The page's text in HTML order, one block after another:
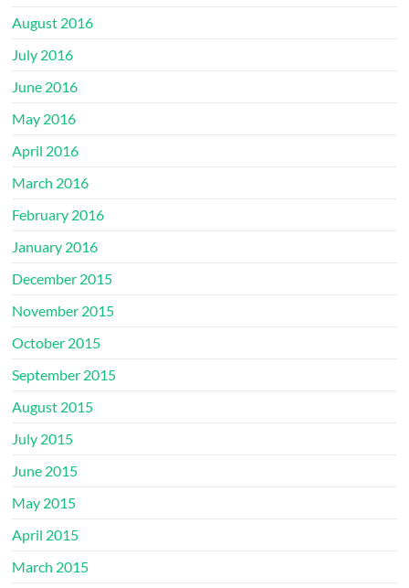
August 2016
July 2016
June 2016
May 2016
April 2016
March 2016
February 2016
January 2016
December 2015
November 2015
October 2015
September 2015
August 2015
July 2015
June 2015
May 2015
April 2015
March 2015